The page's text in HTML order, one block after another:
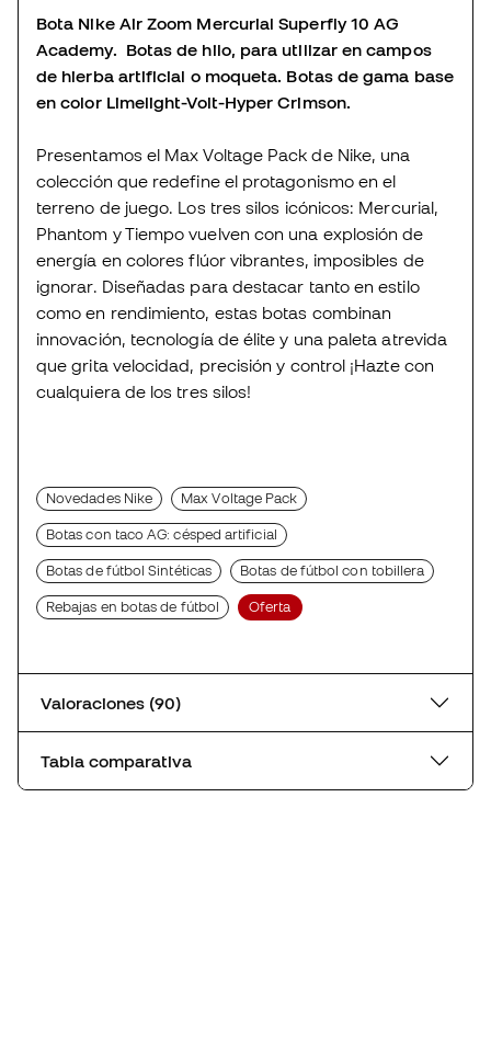
Bota Nike Air Zoom Mercurial Superfly 10 AG
Academy. Botas de hilo, para utilizar en campos
de hierba artificial o moqueta. Botas de gama base
en color Limelight-Volt-Hyper Crimson.
Presentamos el Max Voltage Pack de Nike, una
colección que redefine el protagonismo en el
terreno de juego. Los tres silos icónicos: Mercurial,
Phantom y Tiempo vuelven con una explosión de
energía en colores flúor vibrantes, imposibles de
ignorar. Diseñadas para destacar tanto en estilo
como en rendimiento, estas botas combinan
innovación, tecnología de élite y una paleta atrevida
que grita velocidad, precisión y control ¡Hazte con
cualquiera de los tres silos!
Novedades Nike Max Voltage Pack
Botas con taco AG: césped artificial
Botas de fútbol Sintéticas Botas de fútbol con tobillera
Rebajas en botas de fútbol Oferta
Valoraciones (90)
Tabla comparativa